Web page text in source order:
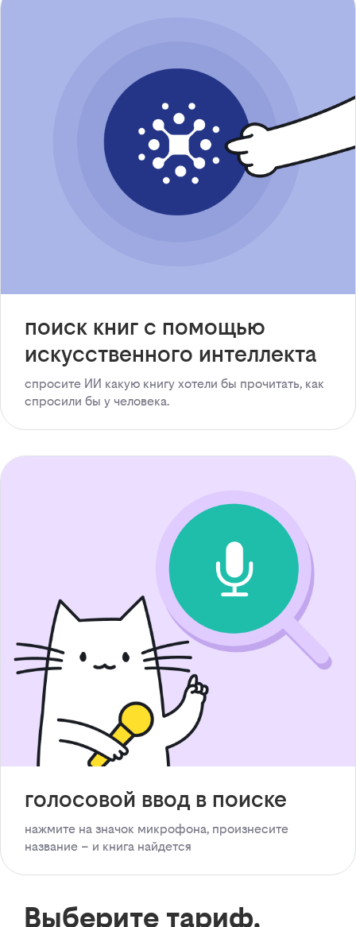
поиск книг с помощью
искусственного интеллекта
спросите ИИ какую книгу хотели бы прочитать, как
спросили бы у человека.
голосовой ввод в поиске
нажмите на значок микрофона, произнесите
название – и книга найдется
Выберите тариф,